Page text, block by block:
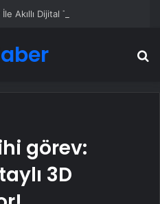
görev:
3D